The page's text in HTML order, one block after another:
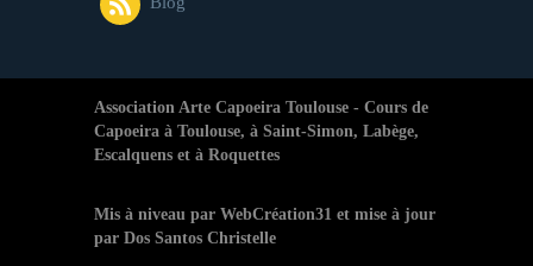
Association Arte Capoeira Toulouse - Cours de
Capoeira à Toulouse, à Saint-Simon, Labège,
Escalquens et à Roquettes
Mis à niveau par WebCréation31 et mise à jour
par Dos Santos Christelle